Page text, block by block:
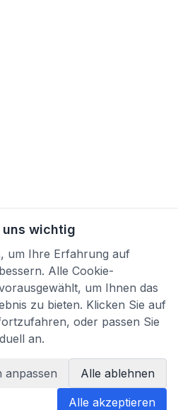
uns wichtig
um Ihre Erfahrung auf
Alle Cookie-
um Ihnen das
zu bieten. Klicken Sie auf
oder passen Sie
an.
anpassen Alle ablehnen
Alle akzeptieren